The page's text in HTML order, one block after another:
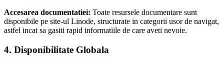
Accesarea documentatiei: Toate resursele documentare sunt
disponibile pe site-ul Linode, structurate in categorii usor de navigat,
astfel incat sa gasiti rapid informatiile de care aveti nevoie.
4. Disponibilitate Globala